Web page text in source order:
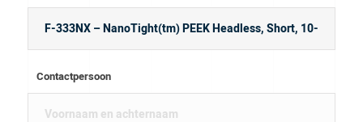
Contactpersoon